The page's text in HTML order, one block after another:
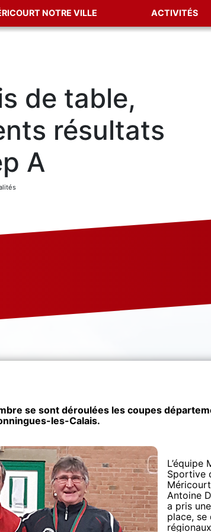
NOTRE VILLE ACTIVITÉS
de table,
résultats
A
se sont déroulées les coupes
les-Calais.
L’équipe
Sportive
Antoine
a pris
place, se